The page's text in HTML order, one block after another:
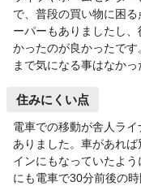
で、普段の買い物に困
ーパーもありましたし
かったのが良かったで
まで気になる事はなかっ
住みにくい点
電車での移動が舎人ラ
ありました。車があれ
インにもなっていたよ
にも電車で30分前後の時